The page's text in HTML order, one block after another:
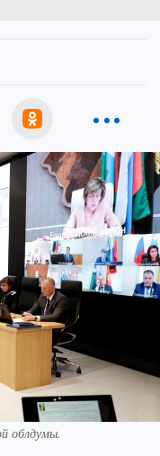
облдумы.